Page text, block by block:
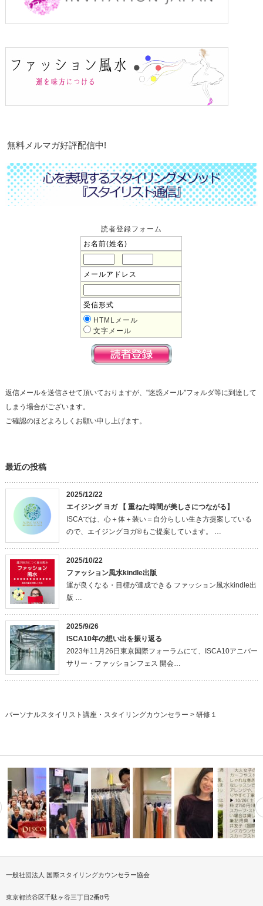
無料メルマガ好評配信中!
読者登録フォーム
お名前(姓名)
メールアドレス
受信形式
HTMLメール
文字メール
返信メールを送信させて頂いておりますが、"迷惑メール"フォルダ等に到達して
しまう場合がございます。
ご確認のほどよろしくお願い申し上げます。
最近の投稿
2025/12/22
エイジング ヨガ 【 重ねた時間が美しさにつながる】
ISCAでは、心＋体＋装い＝自分らしい生き方提案している
ので、エイジングヨガ®もご提案しています。 …
2025/10/22
ファッション風水kindle出版
運が良くなる・目標が達成できる ファッション風水kindle出
版 …
2025/9/26
ISCA10年の想い出を振り返る
2023年11月26日東京国際フォーラムにて、ISCA10アニバー
サリー・ファッションフェス 開会…
パーソナルスタイリスト講座・スタイリングカウンセラー > 研修１
セラ…コンテスト…知識より現場…顔分析メイクレッスン実践
一般社団法人 国際スタイリングカウンセラー協会
東京都渋谷区千駄ヶ谷三丁目2番8号